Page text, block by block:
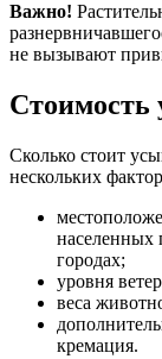
Важно!
не вызывают
Стоимость
Сколько стоит
нескольких
населенных
городах;
уровня
веса
кремация.